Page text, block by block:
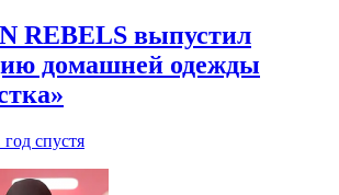
REBELS выпустил
домашней одежды
год спустя